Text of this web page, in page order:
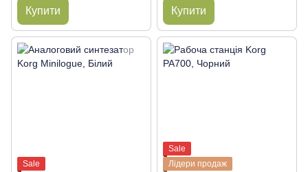
Купити Купити
Sale
Sale
Лідери продаж